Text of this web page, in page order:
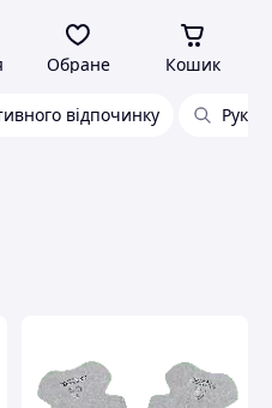
Обране Кошик
відпочинку